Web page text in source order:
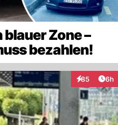
Zone –
bezahlen!
85
Interaktionen
6h